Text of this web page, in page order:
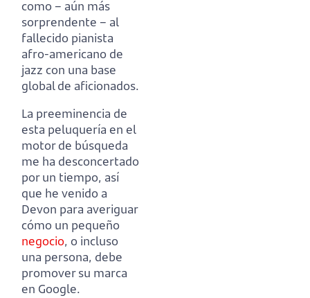
como – aún más
sorprendente – al
fallecido pianista
afro-americano de
jazz con una base
global de aficionados.
La preeminencia de
esta peluquería en el
motor de búsqueda
me ha desconcertado
por un tiempo, así
que he venido a
Devon para averiguar
cómo un pequeño
negocio, o incluso
una persona, debe
promover su marca
en Google.